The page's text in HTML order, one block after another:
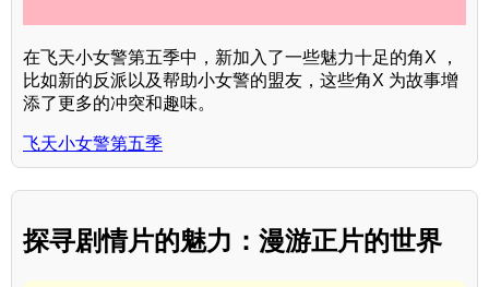
在飞天小女警第五季中，新加入了一些魅力十足的角X ，
比如新的反派以及帮助小女警的盟友，这些角X 为故事增
添了更多的冲突和趣味。
飞天小女警第五季
探寻剧情片的魅力：漫游正片的世界